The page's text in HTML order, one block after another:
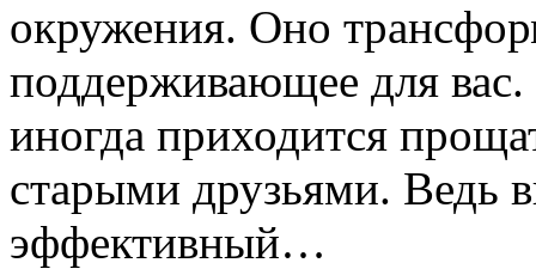
окружения. Оно
поддерживающее для
иногда приходится
старыми друзьями. Ведь
эффективный…